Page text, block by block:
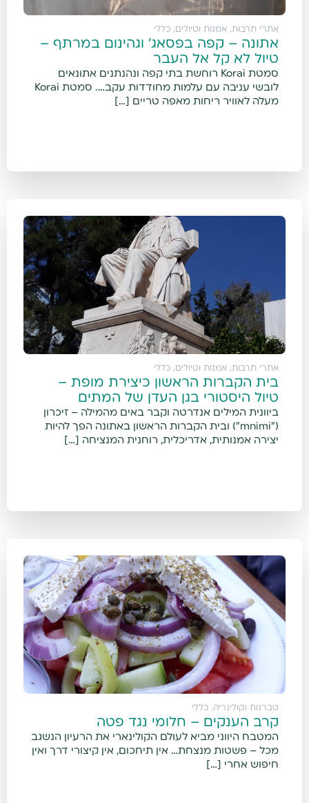
אתרי תרבות, אמנות וטיולים , כללי
אתונה – קפה בפסאג' וגהינום במרתף –
טיול לא קל אל העבר
סמטת Korai רוחשת בתי קפה ונהנתנים אתונאים
לובשי עניבה עם עלמות מחודדות עקב…. סמטת Korai
מעלה לאוויר ריחות מאפה טריים […]
אתרי תרבות, אמנות וטיולים , כללי
בית הקברות הראשון כיצירת מופת –
טיול היסטורי בגן העדן של המתים
ביוונית המילים אנדרטה וקבר באים מהמילה – זיכרון
("mnimi") ובית הקברות הראשון באתונה הפך להיות
יצירה אמנותית, אדריכלית, רוחנית המנציחה […]
טברנות וקולינריה, כללי
קרב הענקים – חלומי נגד פטה
המטבח היווני מביא לעולם הקולינארי את הרעיון הנשגב
מכל – פשטות מנצחת… אין תיחכום, אין קיצורי דרך ואין
חיפוש אחרי […]